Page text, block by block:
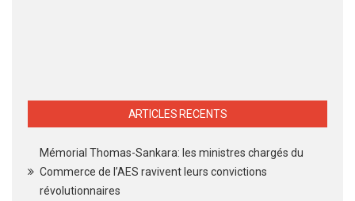
ARTICLES RECENTS
Mémorial Thomas-Sankara: les ministres chargés du
Commerce de l’AES ravivent leurs convictions
révolutionnaires